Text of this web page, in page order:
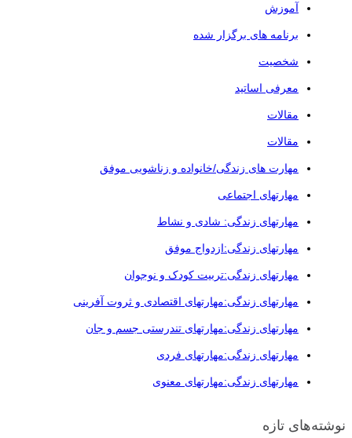
آموزش
برنامه های برگزار شده
شخصیت
معرفی اساتید
مقالات
مقالات
مهارت های زندگی/خانواده و زناشویی موفق
مهارتهای اجتماعی
مهارتهای زندگی: شادی و نشاط
مهارتهای زندگی:ازدواج موفق
مهارتهای زندگی:تربیت کودک و نوجوان
مهارتهای زندگی:مهارتهای اقتصادی و ثروت آفرینی
مهارتهای زندگی:مهارتهای تندرستی جسم و جان
مهارتهای زندگی:مهارتهای فردی
مهارتهای زندگی:مهارتهای معنوی
نوشته‌های تازه